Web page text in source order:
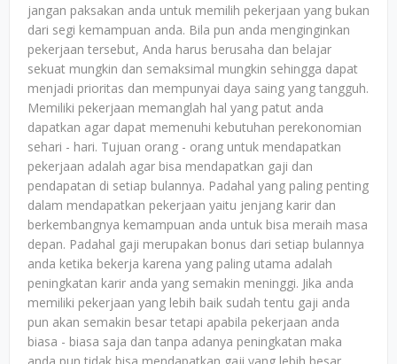
jangan paksakan anda untuk memilih pekerjaan yang bukan
dari segi kemampuan anda. Bila pun anda menginginkan
pekerjaan tersebut, Anda harus berusaha dan belajar
sekuat mungkin dan semaksimal mungkin sehingga dapat
menjadi prioritas dan mempunyai daya saing yang tangguh.
Memiliki pekerjaan memanglah hal yang patut anda
dapatkan agar dapat memenuhi kebutuhan perekonomian
sehari - hari. Tujuan orang - orang untuk mendapatkan
pekerjaan adalah agar bisa mendapatkan gaji dan
pendapatan di setiap bulannya. Padahal yang paling penting
dalam mendapatkan pekerjaan yaitu jenjang karir dan
berkembangnya kemampuan anda untuk bisa meraih masa
depan. Padahal gaji merupakan bonus dari setiap bulannya
anda ketika bekerja karena yang paling utama adalah
peningkatan karir anda yang semakin meninggi. Jika anda
memiliki pekerjaan yang lebih baik sudah tentu gaji anda
pun akan semakin besar tetapi apabila pekerjaan anda
biasa - biasa saja dan tanpa adanya peningkatan maka